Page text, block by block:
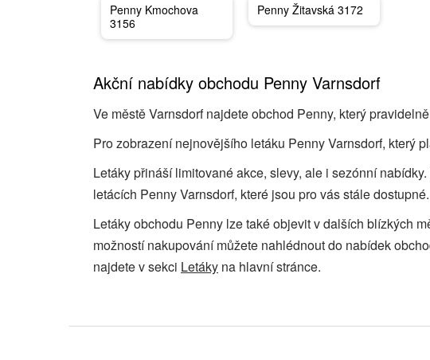
Penny Kmochova
3156
Penny Žitavská 3172
Akční nabídky obchodu Penny Varnsdorf
Ve městě Varnsdorf najdete obchod Penny, který
Pro zobrazení nejnovějšího letáku Penny Varnsdorf, který
Letáky přináší limitované akce, slevy, ale i sezónní
letácích Penny Varnsdorf, které jsou pro vás stále dostupné.
Letáky obchodu Penny lze také objevit v dalších blízkých
možností nakupování můžete nahlédnout do nabídek
najdete v sekci Letáky na hlavní stránce.